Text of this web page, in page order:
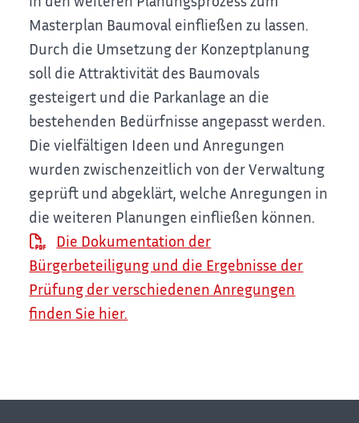
Masterplan Baumoval einfließen zu lassen.
Durch die Umsetzung der Konzeptplanung
soll die Attraktivität des Baumovals
gesteigert und die Parkanlage an die
bestehenden Bedürfnisse angepasst werden.
Die vielfältigen Ideen und Anregungen
wurden zwischenzeitlich von der Verwaltung
geprüft und abgeklärt, welche Anregungen in
die weiteren Planungen einfließen können.
Die Dokumentation der
Bürgerbeteiligung und die Ergebnisse der
Prüfung der verschiedenen Anregungen
finden Sie hier.